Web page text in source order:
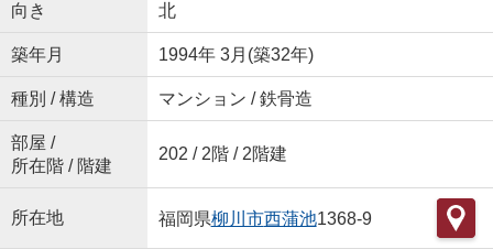
向き 北
築年月 1994年 3月(築32年)
種別 / 構造 マンション / 鉄骨造
部屋 /
所在階 / 階建
202 / 2階 / 2階建
所在地 福岡県柳川市西蒲池1368-9